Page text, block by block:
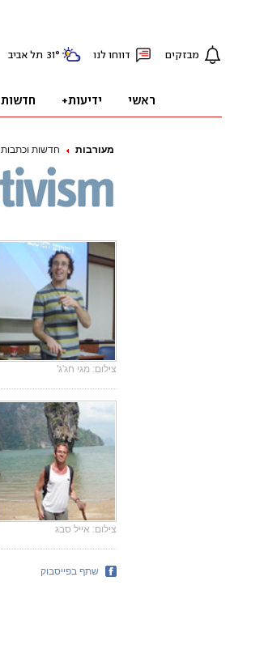
מעורבות חדשות וכתבות
צילום: מגי חג'ג'
צילום: אייל סבג
שתף בפייסבוק